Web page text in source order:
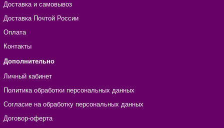
Доставка и самовывоз
Доставка Почтой России
Оплата
Контакты
Дополнительно
Личный кабинет
Политика обработки персональных данных
Согласие на обработку персональных данных
Договор-оферта